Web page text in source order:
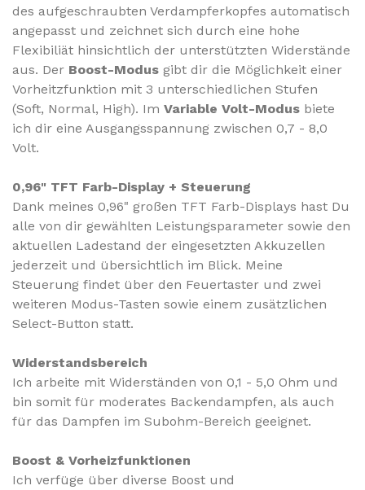
des aufgeschraubten Verdampferkopfes automatisch
angepasst und zeichnet sich durch eine hohe
Flexibiliät hinsichtlich der unterstützten Widerstände
aus. Der Boost-Modus gibt dir die Möglichkeit einer
Vorheitzfunktion mit 3 unterschiedlichen Stufen
(Soft, Normal, High). Im Variable Volt-Modus biete
ich dir eine Ausgangsspannung zwischen 0,7 - 8,0
Volt.
0,96" TFT Farb-Display + Steuerung
Dank meines 0,96" großen TFT Farb-Displays hast Du
alle von dir gewählten Leistungsparameter sowie den
aktuellen Ladestand der eingesetzten Akkuzellen
jederzeit und übersichtlich im Blick. Meine
Steuerung findet über den Feuertaster und zwei
weiteren Modus-Tasten sowie einem zusätzlichen
Select-Button statt.
Widerstandsbereich
Ich arbeite mit Widerständen von 0,1 - 5,0 Ohm und
bin somit für moderates Backendampfen, als auch
für das Dampfen im Subohm-Bereich geeignet.
Boost & Vorheizfunktionen
Ich verfüge über diverse Boost und